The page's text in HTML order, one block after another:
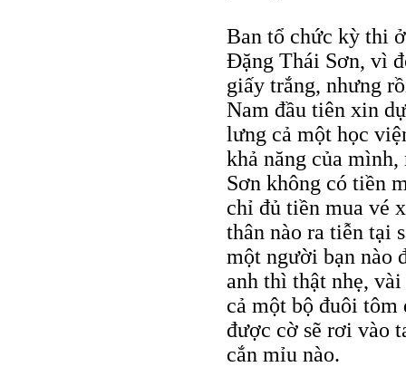
Ban tổ chức kỳ thi
Đặng Thái Sơn, vì
giấy trắng, nhưng
Nam đầu tiên xin
lưng cả một học
khả năng của
Sơn không có tiền
chỉ đủ tiền mua vé
thân nào ra tiễn tại
một người bạn nào
anh thì thật nhẹ,
cả một bộ đuôi tôm
được cờ sẽ rơi vào
cắn mỉu nào.